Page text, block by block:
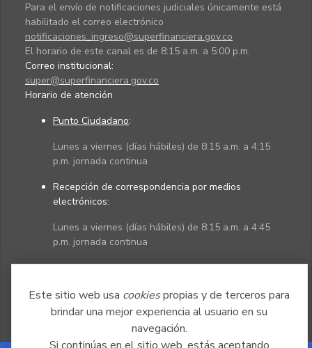
Este sitio web usa cookiespropias y de terceros para
brindar una mejor experiencia al usuario en su
navegación.
Para el envío de notificaciones judiciales únicamente está
habilitado el correo electrónico
notificaciones_ingreso@superfinanciera.gov.co
El horario de este canal es de 8:15 a.m. a 5:00 p.m.
Correo institucional:
super@superfinanciera.gov.co
Horario de atención
Punto Ciudadano:
Lunes a viernes (días hábiles) de 8:15 a.m. a 4:15
p.m. jornada continua
Recepción de correspondencia por medios
electrónicos:
Lunes a viernes (días hábiles) de 8:15 a.m. a 4:45
p.m. jornada continua